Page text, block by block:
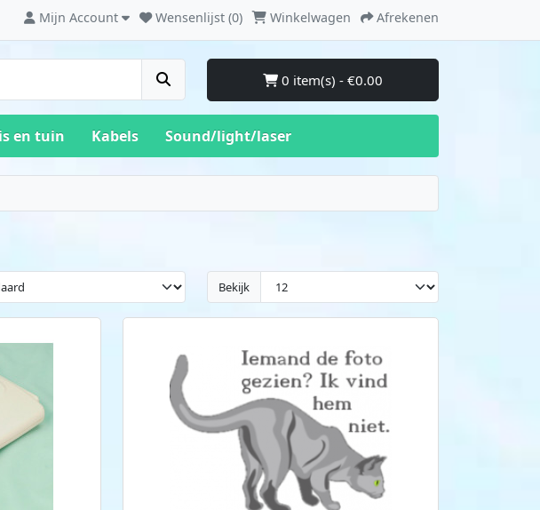
Mijn Account Wensenlijst (0) Winkelwagen Afrekenen
0 item(s) - €0.00
en tuin Kabels Sound/light/laser
Bekijk